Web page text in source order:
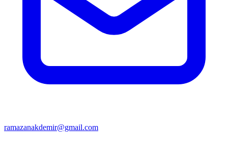
ramazanakdemir@gmail.com